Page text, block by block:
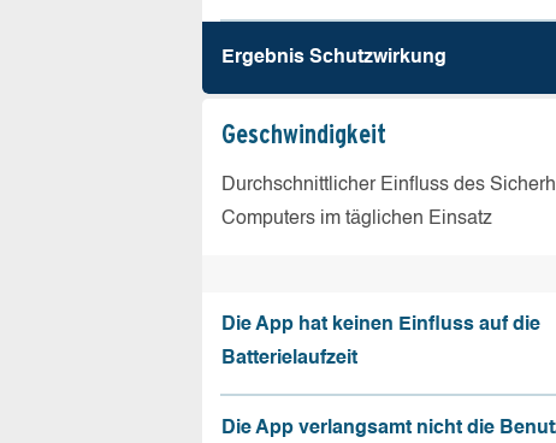
Ergebnis Schutz­wirkung
Geschw­indigkeit
Durchschnittlicher Einfluss des
Computers im täglichen Einsatz
Die App hat keinen Einfluss auf die
Batterielaufzeit
Die App verlangsamt nicht die